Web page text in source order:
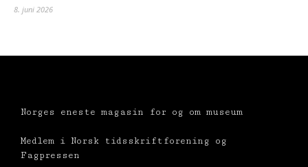
8. juni 2026
Norges eneste magasin for og om museum
Medlem i Norsk tidsskriftforening og
Fagpressen